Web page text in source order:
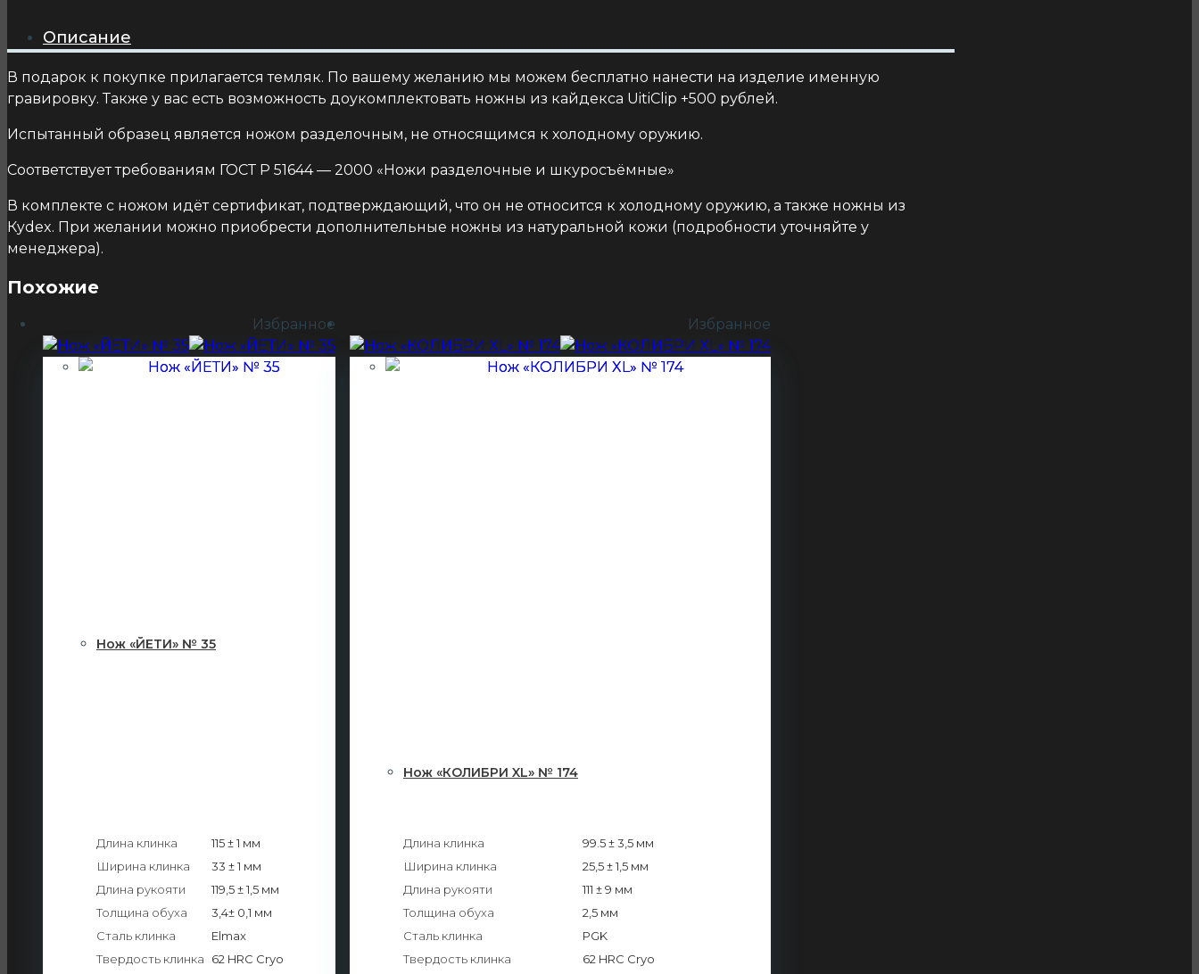
Описание
В подарок к покупке прилагается темляк. По вашему желанию мы можем бесплатно нанести на изделие именную
гравировку. Также у вас есть возможность доукомплектовать ножны из кайдекса UitiClip +500 рублей.
Испытанный образец является ножом разделочным, не относящимся к холодному оружию.
Соответствует требованиям ГОСТ Р 51644 — 2000 «Ножи разделочные и шкуросъёмные»
В комплекте с ножом идёт сертификат, подтверждающий, что он не относится к холодному оружию, а также ножны из
Кydex. При желании можно приобрести дополнительные ножны из натуральной кожи (подробности уточняйте у
менеджера).
Похожие
Избранное
Нож «ЙЕТИ» № 35
Длина клинка
115 ± 1 мм
Ширина клинка
33 ± 1 мм
Длина рукояти
119,5 ± 1,5 мм
Толщина обуха
3,4± 0,1 мм
Сталь клинка
Elmax
Твердость клинка
62 HRC Cryo
Избранное
Нож «КОЛИБРИ XL» № 174
Длина клинка
99.5 ± 3,5 мм
Ширина клинка
25,5 ± 1,5 мм
Длина рукояти
111 ± 9 мм
Толщина обуха
2,5 мм
Сталь клинка
PGK
Твердость клинка
62 HRC Cryo